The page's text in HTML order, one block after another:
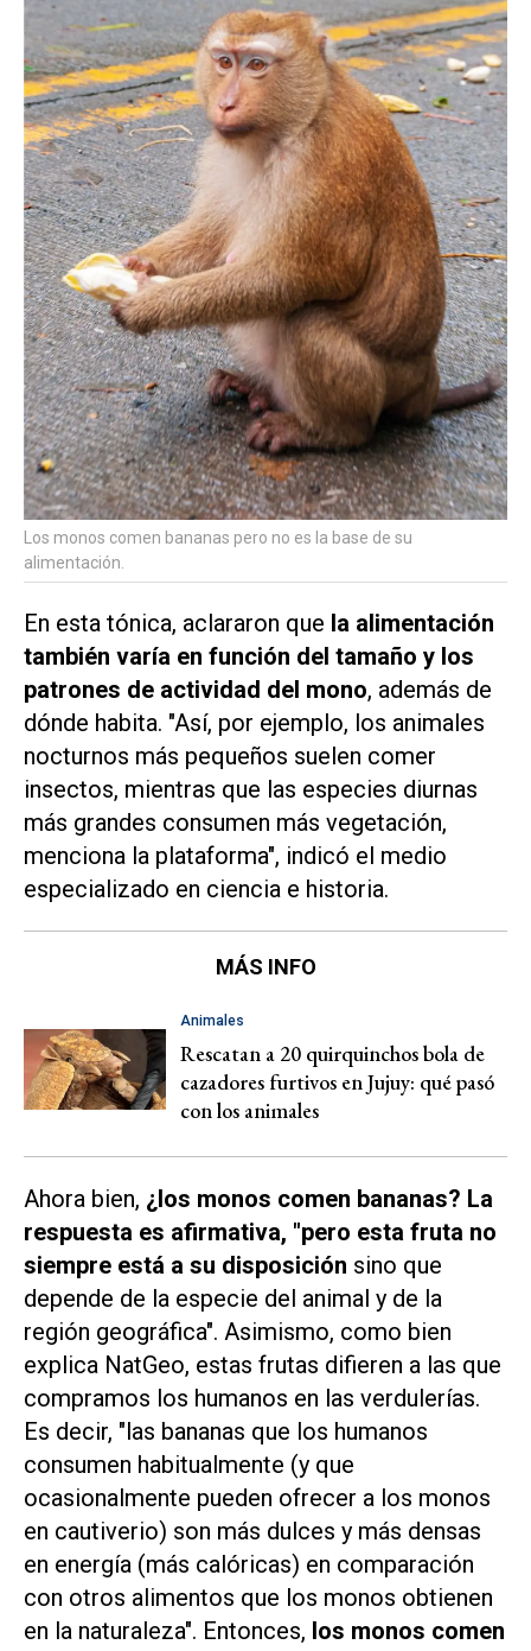
Los monos comen bananas pero no es la base de su
alimentación.
En esta tónica, aclararon que la alimentación
también varía en función del tamaño y los
patrones de actividad del mono, además de
dónde habita. "Así, por ejemplo, los animales
nocturnos más pequeños suelen comer
insectos, mientras que las especies diurnas
más grandes consumen más vegetación,
menciona la plataforma", indicó el medio
especializado en ciencia e historia.
MÁS INFO
Animales
Rescatan a 20 quirquinchos bola de
cazadores furtivos en Jujuy: qué pasó
con los animales
Ahora bien, ¿los monos comen bananas? La
respuesta es afirmativa, "pero esta fruta no
siempre está a su disposición sino que
depende de la especie del animal y de la
región geográfica". Asimismo, como bien
explica NatGeo, estas frutas difieren a las que
compramos los humanos en las verdulerías.
Es decir, "las bananas que los humanos
consumen habitualmente (y que
ocasionalmente pueden ofrecer a los monos
en cautiverio) son más dulces y más densas
en energía (más calóricas) en comparación
con otros alimentos que los monos obtienen
en la naturaleza". Entonces, los monos comen